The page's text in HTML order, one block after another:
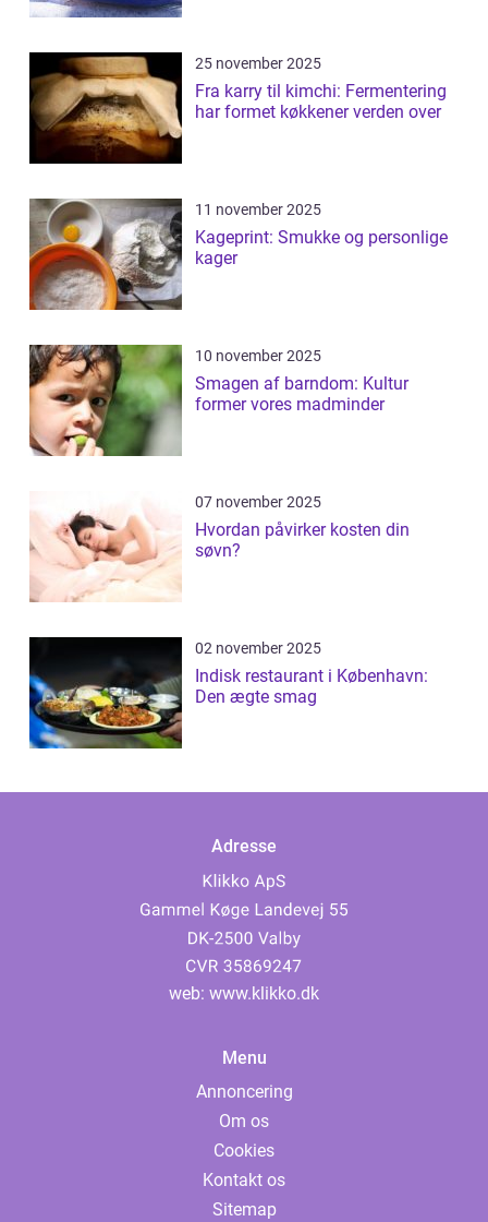
25 november 2025
Fra karry til kimchi: Fermentering
har formet køkkener verden over
11 november 2025
Kageprint: Smukke og personlige
kager
10 november 2025
Smagen af barndom: Kultur
former vores madminder
07 november 2025
Hvordan påvirker kosten din
søvn?
02 november 2025
Indisk restaurant i København:
Den ægte smag
Adresse
web: www.klikko.dk
Menu
Annoncering
Om os
Cookies
Kontakt os
Sitemap